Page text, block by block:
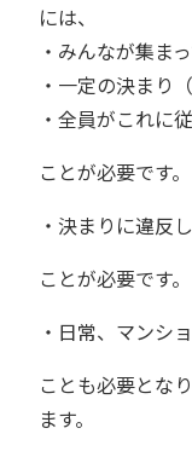
には、
・みんなが集ま
・一定の決まり
・全員がこれに
ことが必要です。
・決まりに違反
ことが必要です。
・日常、マンシ
ことも必要とな
ます。